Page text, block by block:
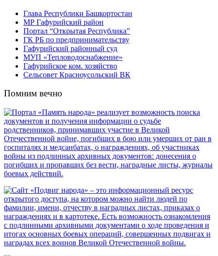
Глава Республики Башкортостан
МР Гафурийский район
Портал “Открытая Республика”
ГК РБ по предпринимательству
Гафурийский районный суд
МУП «Тепловодоснабжение»
Гафурийское ком. хозяйство
Сельсовет Красноусольский ВК
Помним вечно